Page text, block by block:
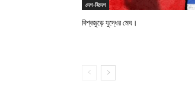
দেশ-বিদেশ
বিশ্বজুড়ে যুদ্ধের মেঘ।